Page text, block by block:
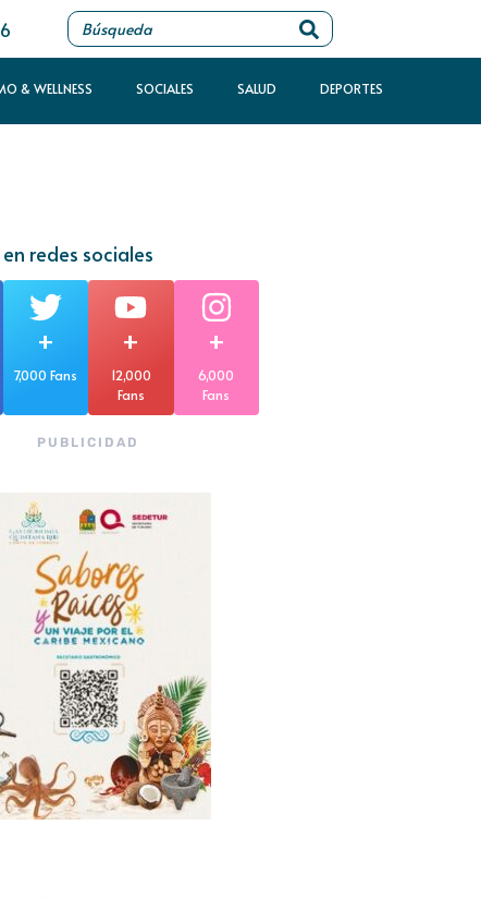
& WELLNESS SOCIALES SALUD DEPORTES
redes sociales
+
7,000 Fans
+
12,000
Fans
+
6,000
Fans
PUBLICIDAD